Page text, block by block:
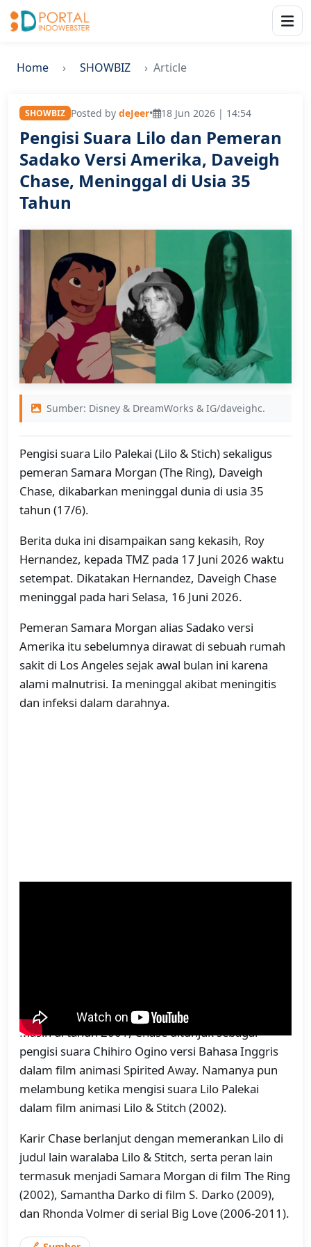
Home SHOWBIZ Article
SHOWBIZ Posted by deJeer• 18 Jun 2026 | 14:54
Pengisi Suara Lilo dan Pemeran
Sadako Versi Amerika, Daveigh
Chase, Meninggal di Usia 35
Tahun
Sumber: Disney & DreamWorks & IG/daveighc.
Pengisi suara Lilo Palekai (Lilo & Stich) sekaligus
pemeran Samara Morgan (The Ring), Daveigh
Chase, dikabarkan meninggal dunia di usia 35
tahun (17/6).
Berita duka ini disampaikan sang kekasih, Roy
Hernandez, kepada TMZ pada 17 Juni 2026 waktu
setempat. Dikatakan Hernandez, Daveigh Chase
meninggal pada hari Selasa, 16 Juni 2026.
Pemeran Samara Morgan alias Sadako versi
Amerika itu sebelumnya dirawat di sebuah rumah
sakit di Los Angeles sejak awal bulan ini karena
alami malnutrisi. Ia meninggal akibat meningitis
dan infeksi dalam darahnya.
Masih di tahun 2001, Chase ditunjuk sebagai
pengisi suara Chihiro Ogino versi Bahasa Inggris
dalam film animasi Spirited Away. Namanya pun
melambung ketika mengisi suara Lilo Palekai
dalam film animasi Lilo & Stitch (2002).
Karir Chase berlanjut dengan memerankan Lilo di
judul lain waralaba Lilo & Stitch, serta peran lain
termasuk menjadi Samara Morgan di film The Ring
(2002), Samantha Darko di film S. Darko (2009),
dan Rhonda Volmer di serial Big Love (2006-2011).